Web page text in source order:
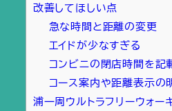
改善してほしい点
急な時間と距離の変更
エイドが少なすぎる
コンビニの閉店時間を記
コース案内や距離表示の
浦一周ウルトラフリーウォー